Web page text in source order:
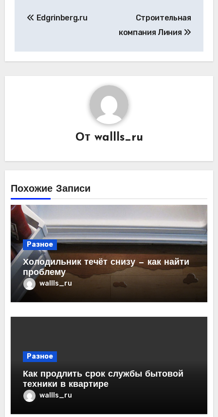
Edgrinberg.ru
Строительная
компания Линия
От wallls_ru
Похожие Записи
Разное
Холодильник течёт снизу — как найти
проблему
wallls_ru
Разное
Как продлить срок службы бытовой
техники в квартире
wallls_ru